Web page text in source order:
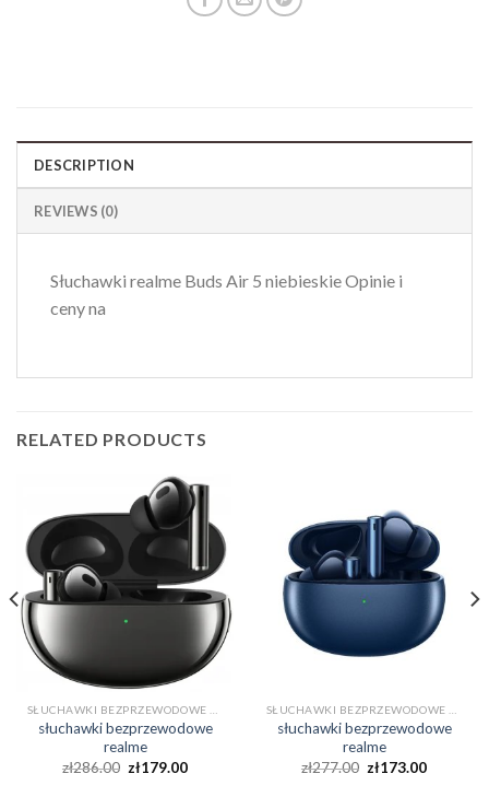
DESCRIPTION
REVIEWS (0)
Słuchawki realme Buds Air 5 niebieskie Opinie i
ceny na
RELATED PRODUCTS
SŁUCHAWKI BEZPRZEWODOWE REALME
słuchawki bezprzewodowe
realme
zł286.00 zł179.00
SŁUCHAWKI BEZPRZEWODOWE REALME
słuchawki bezprzewodowe
realme
zł277.00 zł173.00